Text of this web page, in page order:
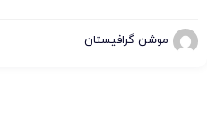
موشن گرافیستان